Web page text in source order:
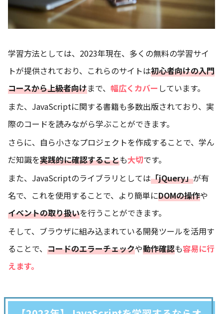
学習方法としては、2023年現在、多くの無料の学習サイ
トが提供されており、これらのサイトは初心者向けの入門
コースから上級者向けまで、 幅広くカバー しています。
また、JavaScriptに関する書籍も多数出版されており、実
際のコードを読みながら学ぶことができます。
さらに、自ら小さなプロジェクトを作成することで、学ん
だ知識を実践的に確認することも大切です。
また、JavaScriptのライブラリとしては「jQuery」が有
名で、これを使用することで、より簡単にDOMの操作や
イベントの取り扱いを行うことができます。
そして、ブラウザに組み込まれている開発ツールを活用す
ることで、 コードのエラーチェックや動作確認も容易に行
えます。